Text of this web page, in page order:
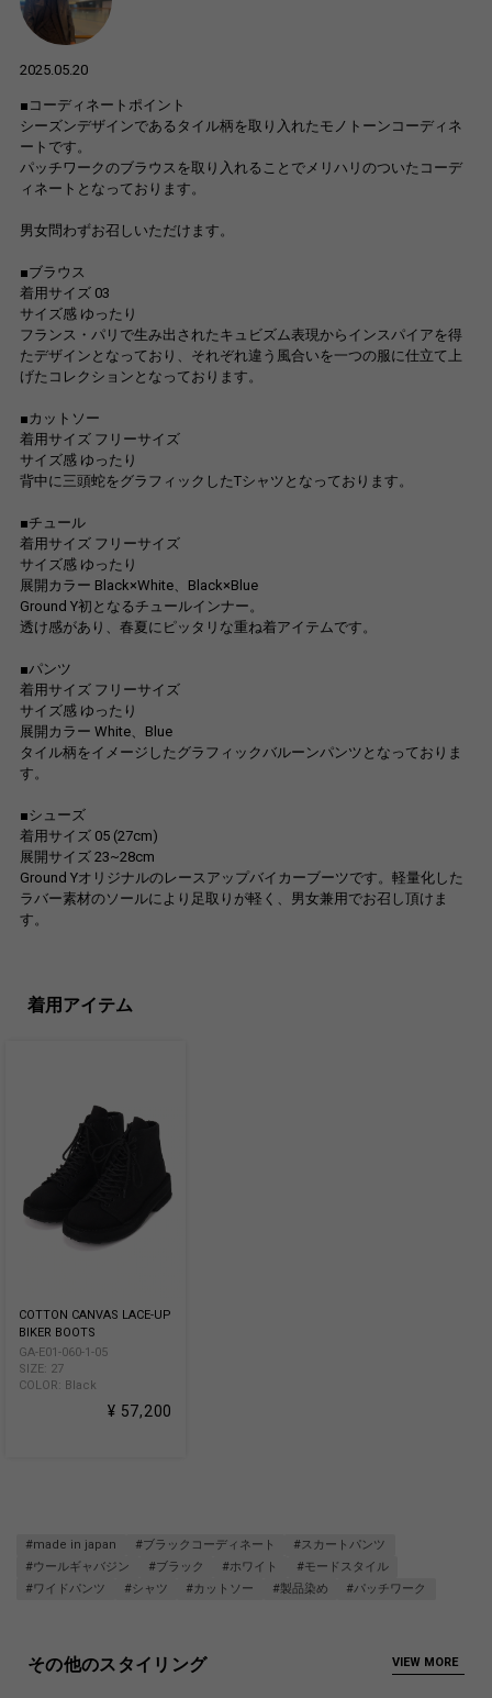
2025.05.20
■コーディネートポイント
シーズンデザインであるタイル柄を取り入れたモノトーンコーディネ
ートです。
パッチワークのブラウスを取り入れることでメリハリのついたコーデ
ィネートとなっております。
男女問わずお召しいただけます。
■ブラウス
着用サイズ 03
サイズ感 ゆったり
フランス・パリで生み出されたキュビズム表現からインスパイアを得
たデザインとなっており、それぞれ違う風合いを一つの服に仕立て上
げたコレクションとなっております。
■カットソー
着用サイズ フリーサイズ
サイズ感 ゆったり
背中に三頭蛇をグラフィックしたTシャツとなっております。
■チュール
着用サイズ フリーサイズ
サイズ感 ゆったり
展開カラー Black×White、Black×Blue
Ground Y初となるチュールインナー。
透け感があり、春夏にピッタリな重ね着アイテムです。
■パンツ
着用サイズ フリーサイズ
サイズ感 ゆったり
展開カラー White、Blue
タイル柄をイメージしたグラフィックバルーンパンツとなっておりま
す。
■シューズ
着用サイズ 05 (27cm)
展開サイズ 23~28cm
Ground Yオリジナルのレースアップバイカーブーツです。軽量化した
ラバー素材のソールにより足取りが軽く、男女兼用でお召し頂けま
す。
着用アイテム
COTTON CANVAS LACE-UP
BIKER BOOTS
GA-E01-060-1-05
SIZE: 27
COLOR: Black
¥ 57,200
#made in japan #ブラックコーディネート
#スカートパンツ
#ウールギャバジン
#ブラック #ホワイト
#モードスタイル
#ワイドパンツ
#シャツ #カットソー #製品染め #パッチワーク
その他のスタイリング VIEW MORE